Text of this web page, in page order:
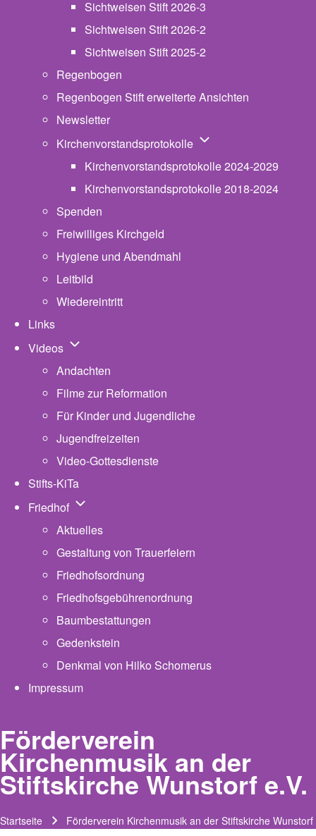
Sichtweisen Stift 2026-3
Sichtweisen Stift 2026-2
Sichtweisen Stift 2025-2
Regenbogen
Regenbogen Stift erweiterte Ansichten
Newsletter
Kirchenvorstandsprotokolle Unternavigation von
Kirchenvorstandsprotokolle 2024-2029
Kirchenvorstandsprotokolle 2018-2024
Spenden
Freiwilliges Kirchgeld
Hygiene und Abendmahl
Leitbild
Wiedereintritt
Links
Videos Unternavigation von Videos
Andachten
Filme zur Reformation
Für Kinder und Jugendliche
Jugendfreizeiten
Video-Gottesdienste
Stifts-KiTa
Friedhof Unternavigation von Friedhof
Aktuelles
Gestaltung von Trauerfeiern
Friedhofsordnung
Friedhofsgebührenordnung
Baumbestattungen
Gedenkstein
Denkmal von Hilko Schomerus
Impressum
Förderverein
Kirchenmusik an der
Stiftskirche Wunstorf e.V.
Startseite Förderverein Kirchenmusik an der Stiftskirche Wunstorf